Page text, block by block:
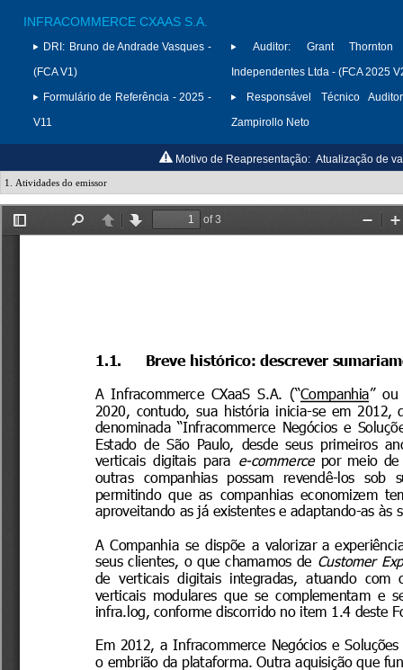
INFRACOMMERCE CXAAS S.A.
DRI: Bruno de Andrade Vasques -
(FCA V1)
Formulário de Referência - 2025 -
V11
Auditor:
Grant Thornton
Independentes Ltda - (FCA 2025
Responsável Técnico
Zampirollo Neto
Motivo de Reapresentação: Atualização de